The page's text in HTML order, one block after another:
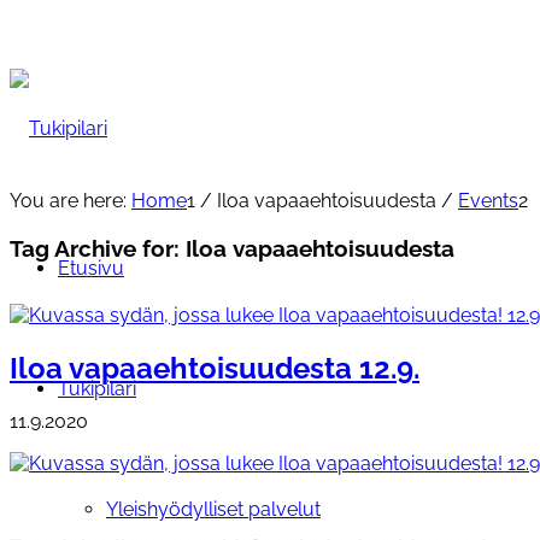
Etusivu
Tukipilari
Yleishyödylliset palvelut
You are here: Home1 / Iloa vapaaehtoisuudesta / Events2
Tag Archive for: Iloa vapaaehtoisuudesta
Iloa vapaaehtoisuudesta 12.9.
11.9.2020